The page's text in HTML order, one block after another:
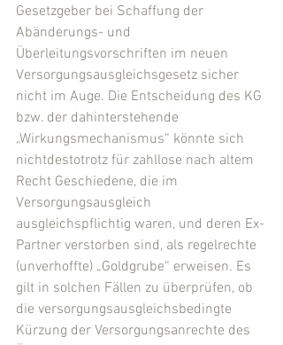
Gesetzgeber bei Schaffung der
Abänderungs- und
Überleitungsvorschriften im neuen
Versorgungsausgleichsgesetz sicher
nicht im Auge. Die Entscheidung des KG
bzw. der dahinterstehende
„Wirkungsmechanismus“ könnte sich
nichtdestotrotz für zahllose nach altem
Recht Geschiedene, die im
Versorgungsausgleich
ausgleichspflichtig waren, und deren Ex-
Partner verstorben sind, als regelrechte
(unverhoffte) „Goldgrube“ erweisen. Es
gilt in solchen Fällen zu überprüfen, ob
die versorgungsausgleichsbedingte
Kürzung der Versorgungsanrechte des